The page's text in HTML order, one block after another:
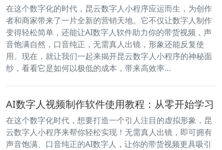
在这个数字化的时代，昆云数字人小程序应运而生，为创作
者和商家带来了一片全新的营销天地。它不仅让数字人制作
变得轻松简单，还能让AI数字人软件助力你的带货视频，声
音饱满自然，口音纯正，无需真人出镜，形象还能反复使
用。现在，就让我们一起来揭开昆云数字人小程序的神秘面
纱，看看它是如何以极低的成本，带来高效率…
AI数字人视频制作软件使用教程：从零开始学习
在这个数字化时代，想要打造一个引人注目的虚拟形象，昆
云数字人小程序来帮你轻松实现！无需真人出镜，即可拥有
声音饱满、口音纯正的AI数字人，让你的带货视频更具吸引